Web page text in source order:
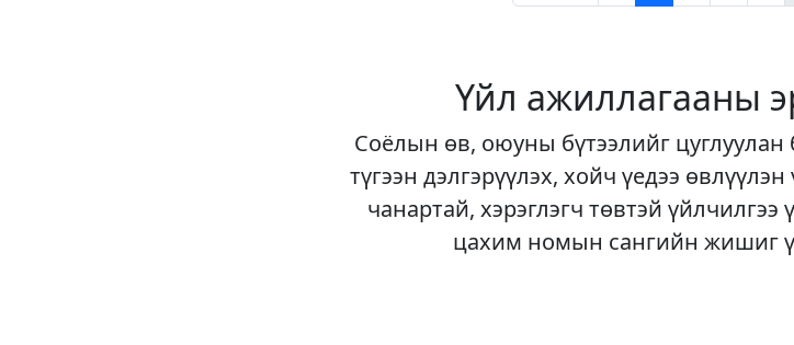
Үйл ажиллагааны
Соёлын өв, оюуны бүтээлийг
түгээн дэлгэрүүлэх, хойч үедээ
чанартай, хэрэглэгч төвтэй
цахим номын сангийн жишиг